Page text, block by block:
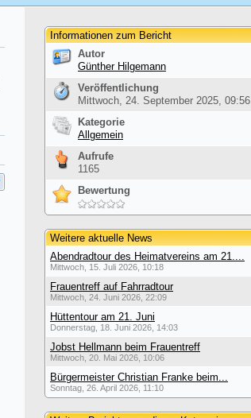
Informationen zum Bericht
Autor
Günther Hilgemann
Veröffentlichung
Mittwoch, 24. September 2025, 09:56
Kategorie
Allgemein
Aufrufe
1165
Bewertung
Weitere aktuelle News
Abendradtour des Heimatvereins am 21....
Mittwoch, 15. Juli 2026, 10:18
Frauentreff auf Fahrradtour
Mittwoch, 24. Juni 2026, 22:09
Hüttentour am 21. Juni
Donnerstag, 18. Juni 2026, 14:03
Jobst Hellmann beim Frauentreff
Mittwoch, 20. Mai 2026, 10:06
Bürgermeister Christian Franke beim...
Sonntag, 26. April 2026, 11:10